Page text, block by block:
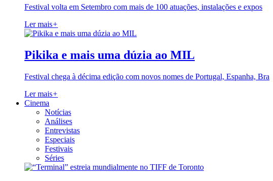
Festival volta em Setembro com mais de 100 atuações, instalações e expos
Ler mais+
Pikika e mais uma dúzia ao MIL
Festival chega à décima edição com novos nomes de Portugal, Espanha, Bra
Ler mais+
Cinema
Notícias
Análises
Entrevistas
Especiais
Festivais
Séries